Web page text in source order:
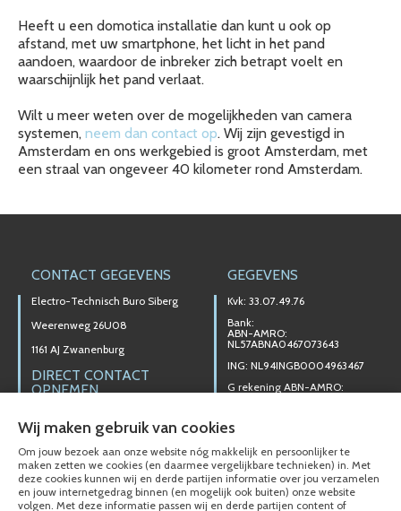
Heeft u een domotica installatie dan kunt u ook op
afstand, met uw smartphone, het licht in het pand
aandoen, waardoor de inbreker zich betrapt voelt en
waarschijnlijk het pand verlaat.
Wilt u meer weten over de mogelijkheden van camera
systemen, neem dan contact op. Wij zijn gevestigd in
Amsterdam en ons werkgebied is groot Amsterdam, met
een straal van ongeveer 40 kilometer rond Amsterdam.
CONTACT GEGEVENS
Electro-Technisch Buro Siberg
Weerenweg 26U08
1161 AJ Zwanenburg
DIRECT CONTACT
OPNEMEN
MAIL ONS
GEGEVENS
Kvk: 33.07.49.76
Bank:
ABN-AMRO:
NL57ABNA0467073643
ING: NL94INGB0004963467
G rekening ABN-AMRO:
ONZE DIENSTEN
BEVEILIGING
OPENINGSTIJDEN
Wij zijn telefonisch bereikbaar:
Wij maken gebruik van cookies
Om jouw bezoek aan onze website nóg makkelijk en persoonlijker te
maken zetten we cookies (en daarmee vergelijkbare technieken) in. Met
deze cookies kunnen wij en derde partijen informatie over jou verzamelen
en jouw internetgedrag binnen (en mogelijk ook buiten) onze website
volgen. Met deze informatie passen wij en derde partijen content of